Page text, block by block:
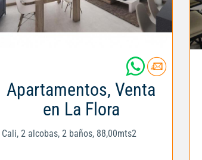
Apartamentos, Venta
en La Flora
Cali, 2 alcobas, 2 baños, 88,00mts2